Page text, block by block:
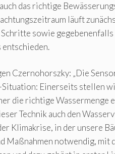
das richtige
läuft
sowie
Czernohorszky: „Die
Einerseits stellen
die richtige Wassermenge
Technik auch den
Klimakrise, in der unsere
Maßnahmen notwendig, mit